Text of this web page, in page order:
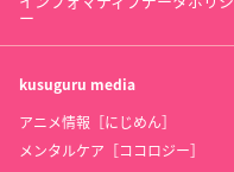
ー
kusuguru media
アニメ情報［にじめん］
メンタルケア［ココロジー］